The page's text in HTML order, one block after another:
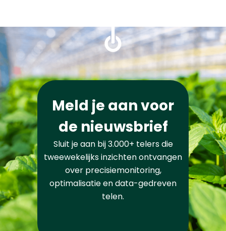
Meld je aan voor
de nieuwsbrief
Sluit je aan bij 3.000+ telers die
tweewekelijks inzichten ontvangen
over precisiemonitoring,
optimalisatie en data-gedreven
telen.